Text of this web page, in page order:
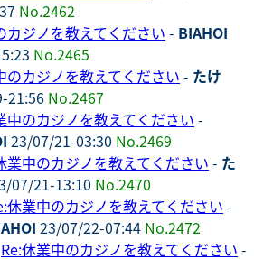
No.2462
カジノを教えてください - BIAHOI
No.2465
のカジノを教えてください - たけ
21:56 No.2467
中のカジノを教えてください -
23/07/21-03:30 No.2469
業中のカジノを教えてください - た
07/21-13:10 No.2470
休業中のカジノを教えてください -
23/07/22-07:44 No.2472
Re:休業中のカジノを教えてください -